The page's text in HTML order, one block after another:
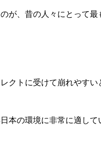
、昔の人々にとって
クトに受けて崩れやすい
ます。
の環境に非常に適し